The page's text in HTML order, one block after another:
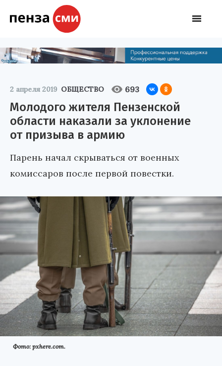
2 апреля 2019 ОБЩЕСТВО 693
Молодого жителя Пензенской
области наказали за уклонение
от призыва в армию
Парень начал скрываться от военных
комиссаров после первой повестки.
Фото: pxhere.com.